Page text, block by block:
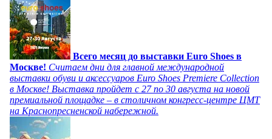
Всего месяц до выставки Euro Shoes в
Москве! Считаем дни для главной международной
выставки обуви и аксессуаров Euro Shoes Premiere Collection
в Москве! Выставка пройдет с 27 по 30 августа на новой
премиальной площадке – в столичном конгресс-центре ЦМТ
на Краснопресненской набережной.